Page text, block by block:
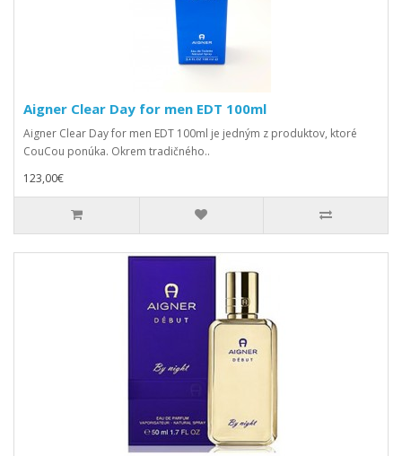
Aigner Clear Day for men EDT 100ml
Aigner Clear Day for men EDT 100ml je jedným z produktov, ktoré
CouCou ponúka. Okrem tradičného..
123,00€